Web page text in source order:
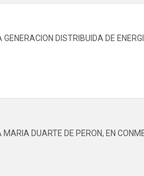
DISTRIBUIDA DE
DUARTE DE PERON, EN